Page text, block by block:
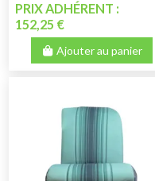
PRIX ADHÉRENT :
152,25 €
Ajouter au panier